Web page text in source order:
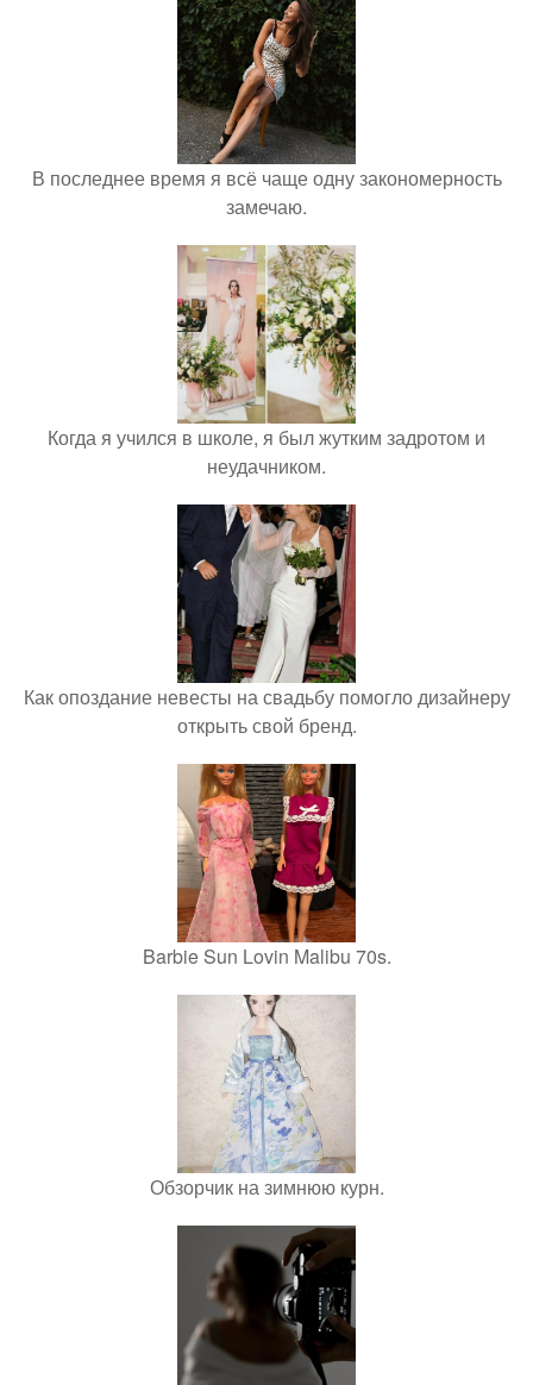
В последнее время я всё чаще одну закономерность
замечаю.
Когда я учился в школе, я был жутким задротом и
неудачником.
Как опоздание невесты на свадьбу помогло дизайнеру
открыть свой бренд.
Barbie Sun Lovin Malibu 70s.
Обзорчик на зимнюю курн.